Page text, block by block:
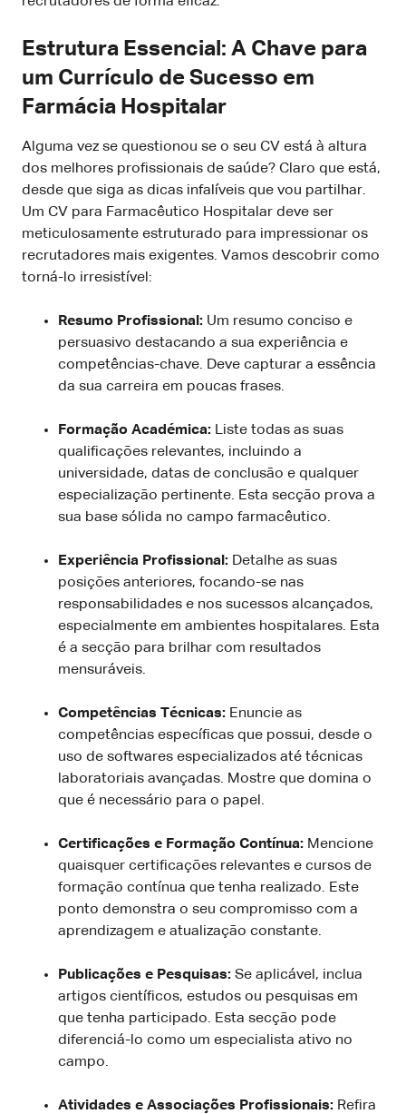
Estrutura Essencial: A Chave para
um Currículo de Sucesso em
Farmácia Hospitalar
Alguma vez se questionou se o seu CV está à altura
dos melhores profissionais de saúde? Claro que está,
desde que siga as dicas infalíveis que vou partilhar.
Um CV para Farmacêutico Hospitalar deve ser
meticulosamente estruturado para impressionar os
recrutadores mais exigentes. Vamos descobrir como
torná-lo irresistível:
Resumo Profissional: Um resumo conciso e
persuasivo destacando a sua experiência e
competências-chave. Deve capturar a essência
da sua carreira em poucas frases.
Formação Académica: Liste todas as suas
qualificações relevantes, incluindo a
universidade, datas de conclusão e qualquer
especialização pertinente. Esta secção prova a
sua base sólida no campo farmacêutico.
Experiência Profissional: Detalhe as suas
posições anteriores, focando-se nas
responsabilidades e nos sucessos alcançados,
especialmente em ambientes hospitalares. Esta
é a secção para brilhar com resultados
mensuráveis.
Competências Técnicas: Enuncie as
competências específicas que possui, desde o
uso de softwares especializados até técnicas
laboratoriais avançadas. Mostre que domina o
que é necessário para o papel.
Certificações e Formação Contínua: Mencione
quaisquer certificações relevantes e cursos de
formação contínua que tenha realizado. Este
ponto demonstra o seu compromisso com a
aprendizagem e atualização constante.
Publicações e Pesquisas: Se aplicável, inclua
artigos científicos, estudos ou pesquisas em
que tenha participado. Esta secção pode
diferenciá-lo como um especialista ativo no
campo.
Atividades e Associações Profissionais: Refira